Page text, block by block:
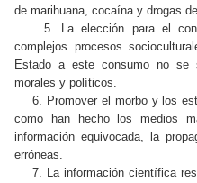
de marihuana, cocaína y drogas
5. La elección para el
complejos procesos
Estado a este consumo no se
morales y políticos.
6. Promover el morbo y los
como han hecho los medios
información equivocada, la
erróneas.
7. La información científica